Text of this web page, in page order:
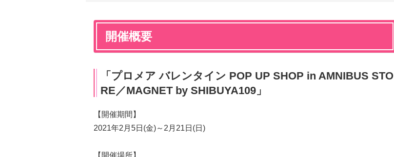
開催概要
「プロメア バレンタイン POP UP SHOP in AMNIBUS STO
RE／MAGNET by SHIBUYA109」
【開催期間】
2021年2月5日(金)～2月21日(日)
【開催場所】